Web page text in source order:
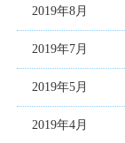
2019年8月
2019年7月
2019年5月
2019年4月